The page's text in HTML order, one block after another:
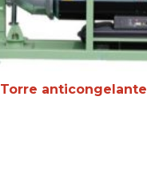
Torre anticongelante